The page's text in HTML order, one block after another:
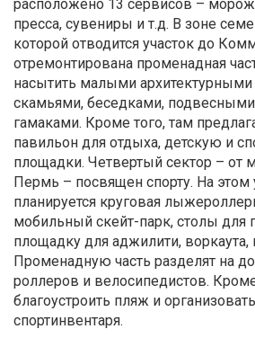
расположено 13 сервисов –
пресса, сувениры и т.д. В зоне
которой отводится участок до
отремонтирована променадная
насытить малыми
скамьями, беседками,
гамаками. Кроме того, там
павильон для отдыха, детскую и
площадки. Четвертый сектор – от
Пермь – посвящен спорту. На этом
планируется круговая
мобильный скейт-парк, столы для
площадку для аджилити, воркаута,
Променадную часть разделят на
роллеров и велосипедистов. Кроме
благоустроить пляж и
спортинвентаря.